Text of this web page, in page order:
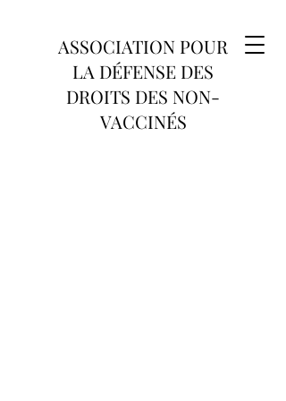
ASSOCIATION POUR
LA DÉFENSE DES
DROITS DES NON-
VACCINÉS